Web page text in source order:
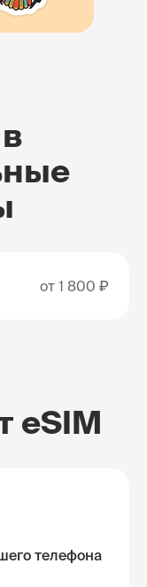
от 1 800 ₽
eSIM
телефона